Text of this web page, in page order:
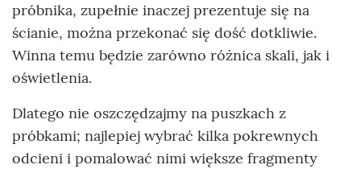
próbnika, zupełnie inaczej prezentuje się na
ścianie, można przekonać się dość dotkliwie.
Winna temu będzie zarówno różnica skali, jak i
oświetlenia.
Dlatego nie oszczędzajmy na puszkach z
próbkami; najlepiej wybrać kilka pokrewnych
odcieni i pomalować nimi większe fragmenty